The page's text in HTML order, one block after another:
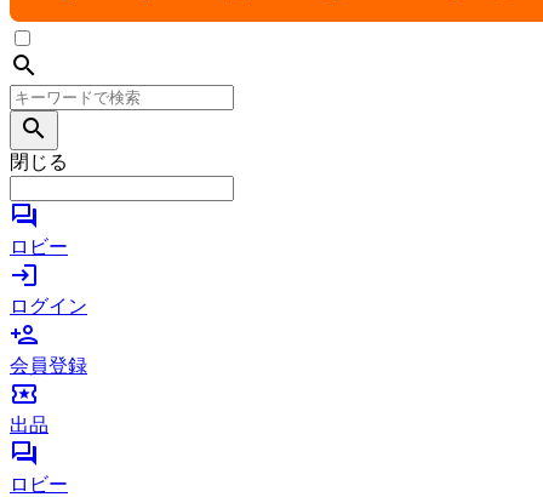
search
search
閉じる
forum
ロビー
login
ログイン
person_add
会員登録
local_activity
出品
forum
ロビー